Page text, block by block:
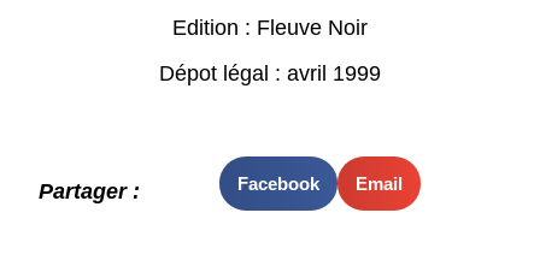
Edition : Fleuve Noir
Dépot légal : avril 1999
Partager : Facebook Email